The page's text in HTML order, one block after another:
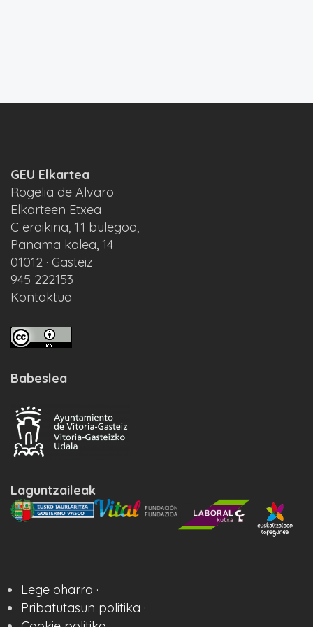
GEU Elkartea
Rogelia de Alvaro
Elkarteen Etxea
C eraikina, 1.1 bulegoa,
Panama kalea, 14
01012 · Gasteiz
945 222153
Kontaktua
Babeslea
Laguntzaileak
Lege oharra ·
Pribatutasun politika ·